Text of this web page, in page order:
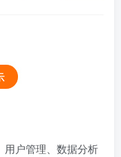
用户管理、数据分析